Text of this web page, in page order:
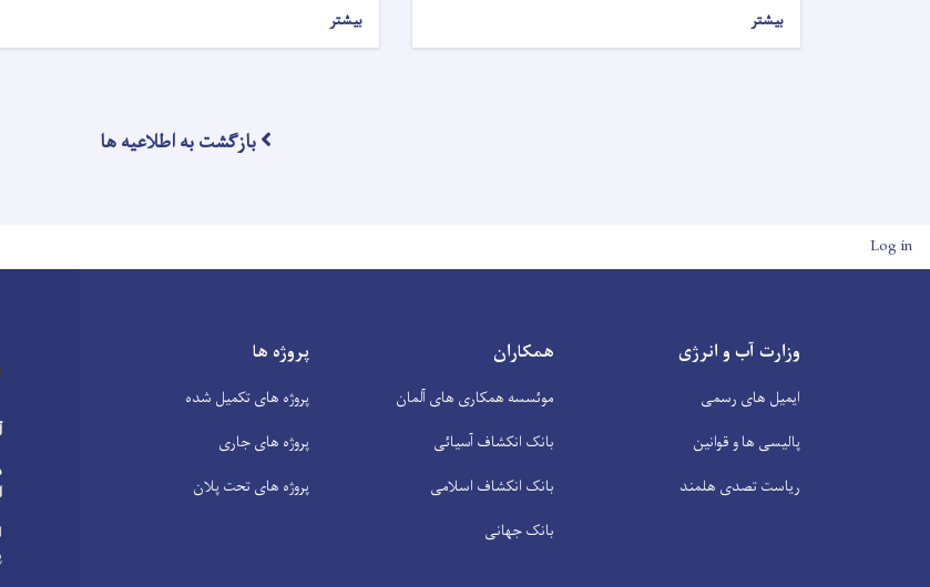
بیشتر بیشتر
بازگشت به اطلاعیه ها
User account menu
Log in
وزارت آب و انرژی
ایمیل های رسمی
پالیسی ها و قوانین
ریاست تصدی هلمند
همکاران
موئسسه همکاری های آلمان
بانک انکشاف آسیائی
بانک انکشاف اسلامی
بانک جهانی
پروژه ها
پروژه های تکمیل شده
پروژه های جاری
پروژه های تحت پلان